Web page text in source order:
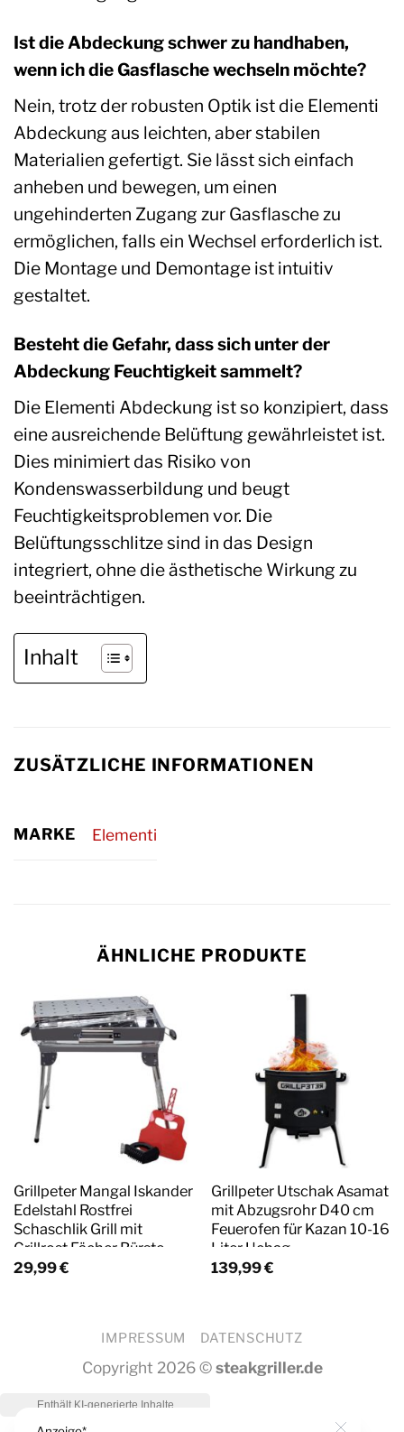
Ist die Abdeckung schwer zu handhaben,
wenn ich die Gasflasche wechseln möchte?
Nein, trotz der robusten Optik ist die Elementi
Abdeckung aus leichten, aber stabilen
Materialien gefertigt. Sie lässt sich einfach
anheben und bewegen, um einen
ungehinderten Zugang zur Gasflasche zu
ermöglichen, falls ein Wechsel erforderlich ist.
Die Montage und Demontage ist intuitiv
gestaltet.
Besteht die Gefahr, dass sich unter der
Abdeckung Feuchtigkeit sammelt?
Die Elementi Abdeckung ist so konzipiert, dass
eine ausreichende Belüftung gewährleistet ist.
Dies minimiert das Risiko von
Kondenswasserbildung und beugt
Feuchtigkeitsproblemen vor. Die
Belüftungsschlitze sind in das Design
integriert, ohne die ästhetische Wirkung zu
beeinträchtigen.
Inhalt
ZUSÄTZLICHE INFORMATIONEN
MARKE Elementi
ÄHNLICHE PRODUKTE
Grillpeter Mangal Iskander
Edelstahl Rostfrei
Schaschlik Grill mit
Grillrost Fächer Bürste
29,99€
Grillpeter Utschak Asamat
mit Abzugsrohr D40 cm
Feuerofen für Kazan 10-16
Liter Uchag
139,99€
IMPRESSUM DATENSCHUTZ
Copyright 2026 ©steakgriller.de